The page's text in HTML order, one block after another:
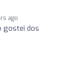
ago
gostei dos